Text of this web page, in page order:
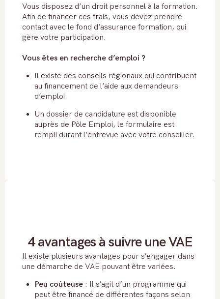
Vous disposez d’un droit personnel à la formation.
Afin de financer ces frais, vous devez prendre
contact avec le fond d’assurance formation, qui
gère votre participation.
Vous êtes en recherche d’emploi ?
Il existe des conseils régionaux qui contribuent
au financement de l’aide aux demandeurs
d’emploi.
Un dossier de candidature est disponible
auprès de Pôle Emploi, le formulaire est
rempli durant l’entrevue avec votre conseiller.
4 avantages à suivre une VAE
Il existe plusieurs avantages pour s’engager dans
une démarche de VAE pouvant être variées.
Peu coûteuse : Il s’agit d’un programme qui
peut être financé de différentes façons selon